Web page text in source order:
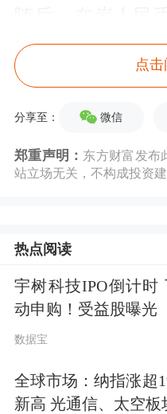
随后，在岸人民
截至16:30分收盘
处于合理充裕水
操作。因今日无
【央行回应】
人民币汇率为何“
如何？央行权威解
保持基本稳定——
点
分享至： 微信
郑重声明： 东方财富发布
站立场无关，不构成投资
热点阅读
宇树科技IPO倒计时
动申购！受益股曝光
数据宝
全球市场：纳指涨超
新高 光通信、太空板